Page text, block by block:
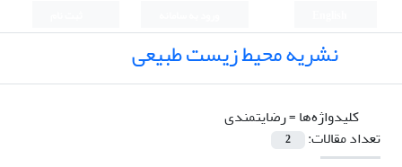
نشریه محیط زیست طبیعی
کلیدواژه‌ها =رضایتمندی
تعداد مقالات:
2